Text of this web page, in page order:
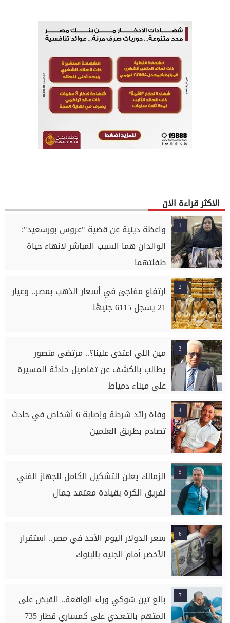
الاكثر قراءة الان
1
واعظة دينية عن قضية "عروس بورسعيد":
الوالدان هما السبب المباشر لإنهاء حياة
طفلتهما
2
ارتفاع مفاجئ في أسعار الذهب بمصر.. وعيار
21 يسجل 6115 جنيهًا
3
مين اللي اعتدى علينا؟.. مرتضى منصور
يطالب بالكشف عن تفاصيل حادثة المسيرة
على ميناء دمياط
4
وفاة رائد شرطة وإصابة 6 أشخاص في حادث
تصادم بطريق العلمين
5
الزمالك يعلن التشكيل الكامل للجهاز الفني
لفريق الكرة بقيادة معتمد جمال
6
سعر الدولار اليوم الأحد في مصر.. استقرار
الأخضر أمام الجنيه بالبنوك
7
بائع تين شوكي وراء الواقعة.. القبض على
المتهم بالتـعـدي على كمساري قطار 735